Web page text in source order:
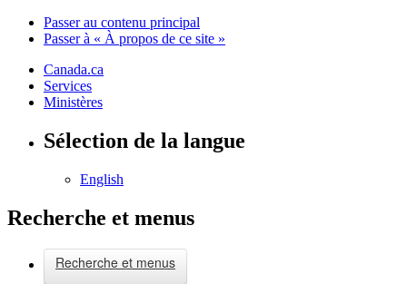
Passer au contenu principal
Passer à « À propos de ce site »
Canada.ca
Services
Ministères
Sélection de la langue
English
Recherche et menus
Recherche et menus